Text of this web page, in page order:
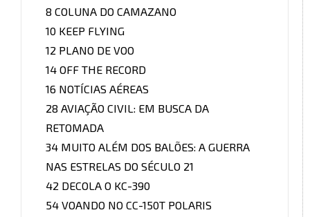
8 COLUNA DO CAMAZANO
10 KEEP FLYING
12 PLANO DE VOO
14 OFF THE RECORD
16 NOTÍCIAS AÉREAS
28 AVIAÇÃO CIVIL: EM BUSCA DA
RETOMADA
34 MUITO ALÉM DOS BALÕES: A GUERRA
NAS ESTRELAS DO SÉCULO 21
42 DECOLA O KC-390
54 VOANDO NO CC-150T POLARIS